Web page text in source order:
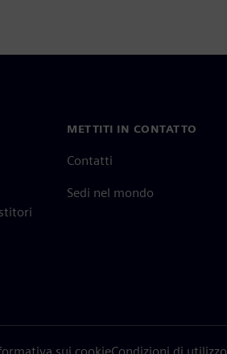
METTITI IN CONTATTO
Contatti
Sedi nel mondo